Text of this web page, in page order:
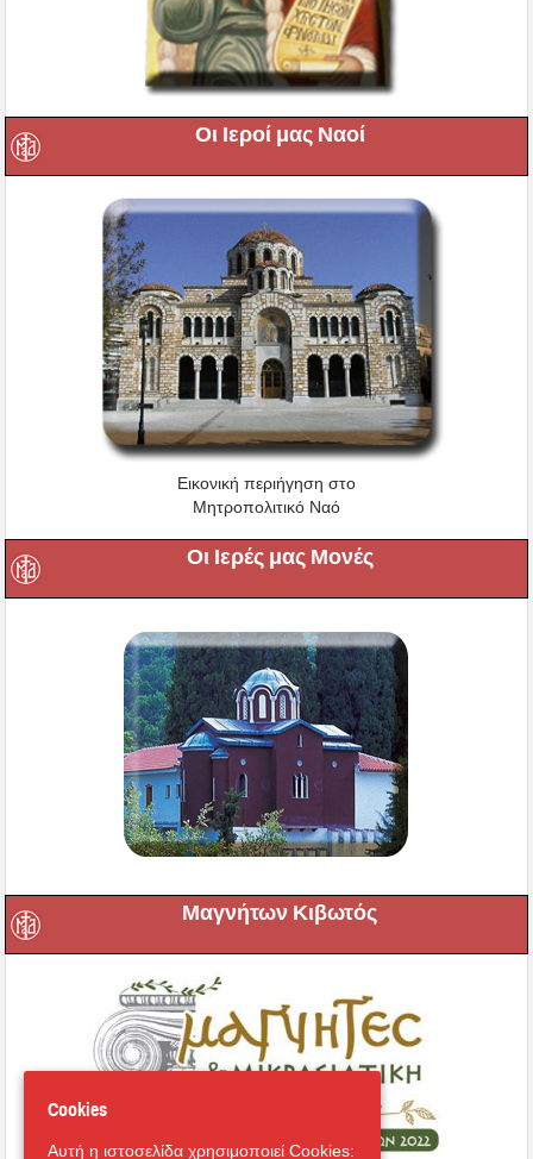
Οι Ιεροί μας Ναοί
Εικονική περιήγηση στο
Μητροπολιτικό Ναό
Οι Ιερές μας Μονές
Μαγνήτων Κιβωτός
Cookies
Αυτή η ιστοσελίδα χρησιμοποιεί Cookies: